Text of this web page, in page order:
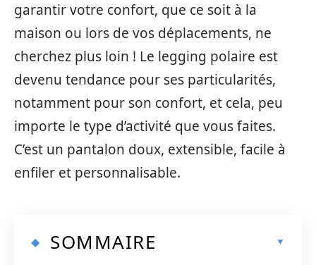
garantir votre confort, que ce soit à la
maison ou lors de vos déplacements, ne
cherchez plus loin ! Le legging polaire est
devenu tendance pour ses particularités,
notamment pour son confort, et cela, peu
importe le type d’activité que vous faites.
C’est un pantalon doux, extensible, facile à
enfiler et personnalisable.
SOMMAIRE